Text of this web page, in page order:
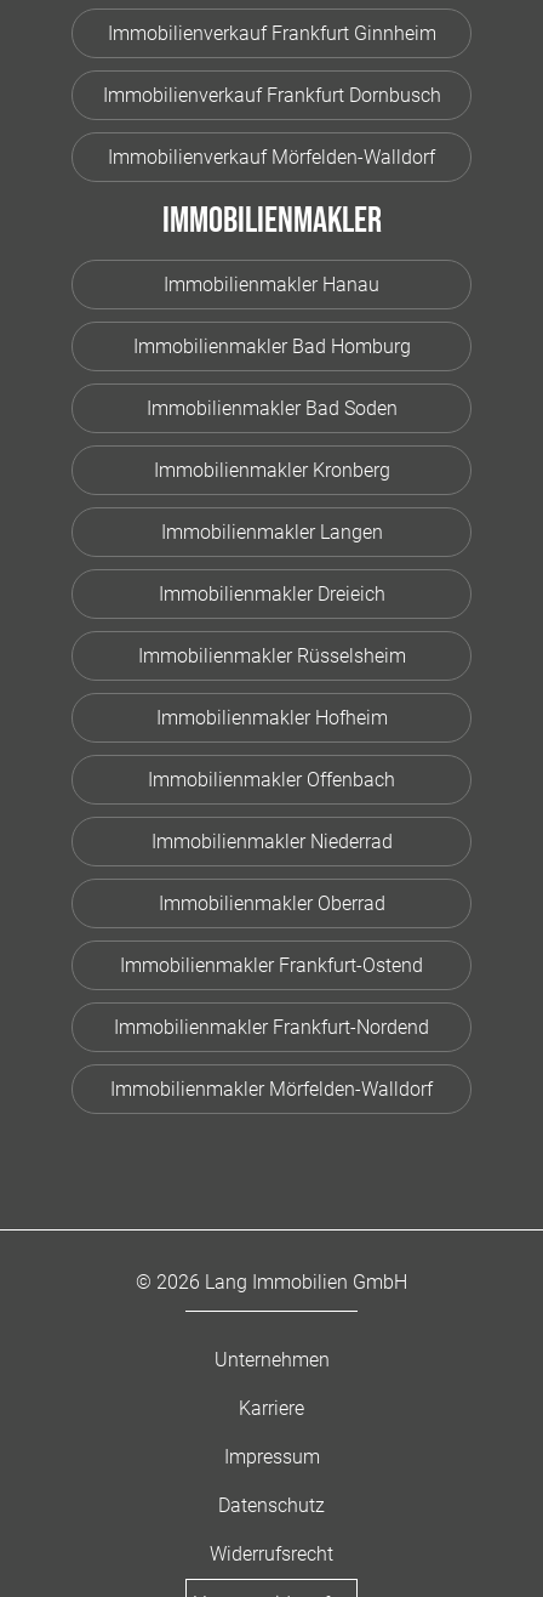
Immobilienverkauf Frankfurt Ginnheim
Immobilienverkauf Frankfurt Dornbusch
Immobilienverkauf Mörfelden-Walldorf
Immobilienmakler
Immobilienmakler Hanau
Immobilienmakler Bad Homburg
Immobilienmakler Bad Soden
Immobilienmakler Kronberg
Immobilienmakler Langen
Immobilienmakler Dreieich
Immobilienmakler Rüsselsheim
Immobilienmakler Hofheim
Immobilienmakler Offenbach
Immobilienmakler Niederrad
Immobilienmakler Oberrad
Immobilienmakler Frankfurt-Ostend
Immobilienmakler Frankfurt-Nordend
Immobilienmakler Mörfelden-Walldorf
© 2026 Lang Immobilien GmbH
Unternehmen
Karriere
Impressum
Datenschutz
Widerrufsrecht